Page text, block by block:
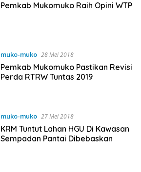
Pemkab Mukomuko Raih Opini WTP
muko-muko 28 Mei 2018
Pemkab Mukomuko Pastikan Revisi
Perda RTRW Tuntas 2019
muko-muko 27 Mei 2018
KRM Tuntut Lahan HGU Di Kawasan
Sempadan Pantai Dibebaskan